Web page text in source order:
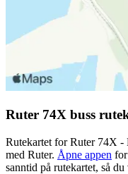
Ruter 74X buss
Rutekartet for Ruter 74X -
med Ruter. Åpne appen
sanntid på rutekartet, så